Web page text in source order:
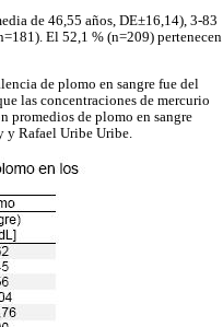
de 46,55 años, DE±16,14), 3-83
El 52,1 % (n=209) pertenecen
de plomo en sangre fue del
las concentraciones de mercurio
promedios de plomo en sangre
y Rafael Uribe Uribe.